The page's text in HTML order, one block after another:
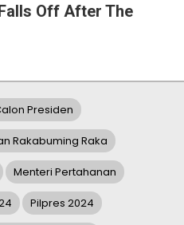
Off After The
Presiden
Rakabuming Raka
Menteri Pertahanan
Pilpres 2024